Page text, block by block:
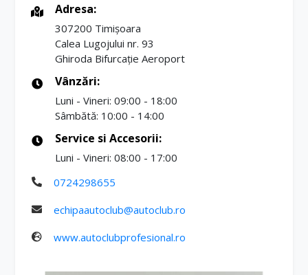
Adresa:
307200 Timișoara
Calea Lugojului nr. 93
Ghiroda Bifurcație Aeroport
Vânzări:
Luni - Vineri: 09:00 - 18:00
Sâmbătă: 10:00 - 14:00
Service si Accesorii:
Luni - Vineri: 08:00 - 17:00
0724298655
echipaautoclub@autoclub.ro
www.autoclubprofesional.ro